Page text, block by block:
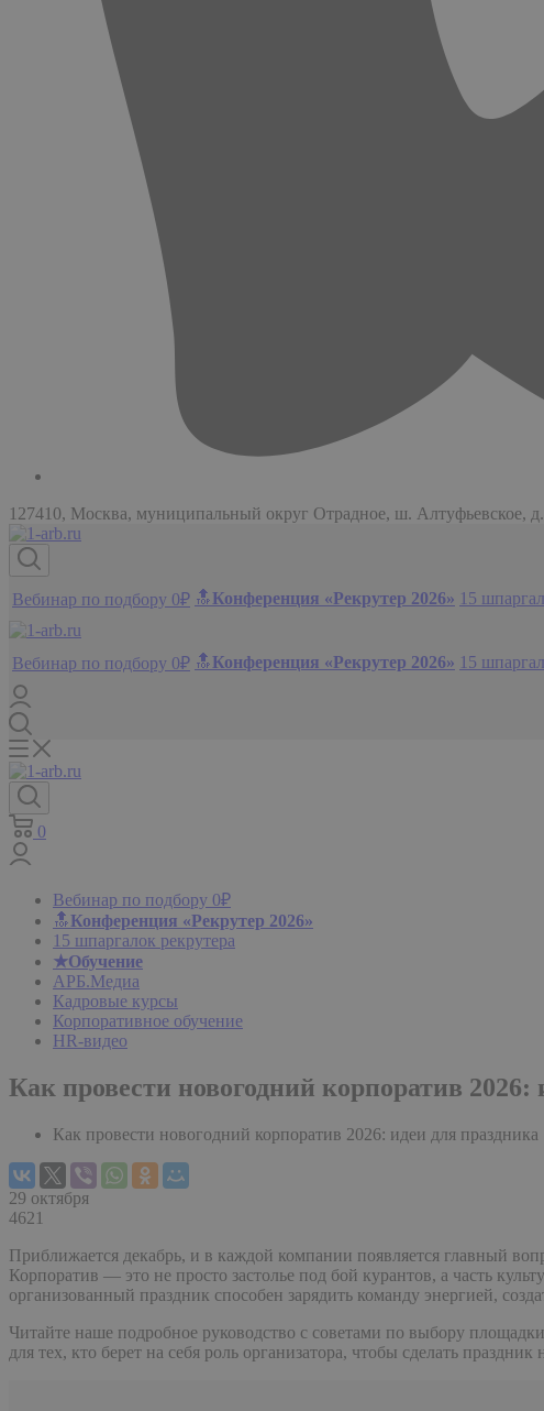
127410, Москва, муниципальный округ Отрадное, ш. Алтуфьевское,
Вебинар по подбору 0₽ 🔝Конференция «Рекрутер 2026» 15
Вебинар по подбору 0₽ 🔝Конференция «Рекрутер 2026» 15
0
Вебинар по подбору 0₽
🔝Конференция «Рекрутер 2026»
15 шпаргалок рекрутера
★Обучение
АРБ.Медиа
Кадровые курсы
Корпоративное обучение
HR-видео
Как провести новогодний корпоратив 2026:
Как провести новогодний корпоратив 2026: идеи для праздника
29 октября
4621
Приближается декабрь, и в каждой компании появляется главный
Корпоратив — это не просто застолье под бой курантов, а часть
организованный праздник способен зарядить команду энергией,
Читайте наше подробное руководство с советами по выбору
для тех, кто берет на себя роль организатора, чтобы сделать